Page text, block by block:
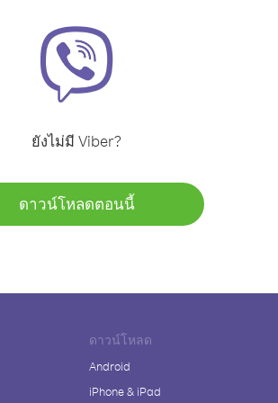
ยังไม่มี Viber?
ดาวน์โหลดตอนนี้
ดาวน์โหลด
Android
iPhone & iPad